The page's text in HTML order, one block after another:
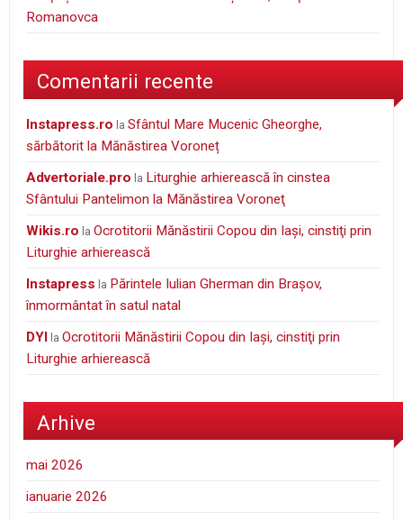
Romanovca
Comentarii recente
instapress.ro laSfântul Mare Mucenic Gheorghe,
sărbătorit la Mănăstirea Voroneț
Advertoriale.pro la Liturghie arhierească în cinstea
Sfântului Pantelimon la Mănăstirea Voroneţ
wikis.ro laOcrotitorii Mănăstirii Copou din Iaşi, cinstiţi prin
Liturghie arhierească
Instapress la Părintele Iulian Gherman din Braşov,
înmormântat în satul natal
DYI laOcrotitorii Mănăstirii Copou din Iaşi, cinstiţi prin
Liturghie arhierească
Arhive
mai 2026
ianuarie 2026